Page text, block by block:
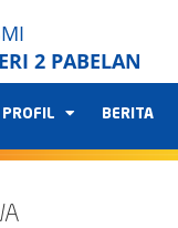
2 PABELAN
PROFIL BERITA